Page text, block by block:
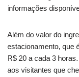
informações
Além do valor do
estacionamento, que
R$ 20 a cada 3
aos visitantes que